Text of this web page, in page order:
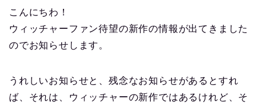
こんにちわ！
ウィッチャーファン待望の新作の情報が出てきました
のでお知らせします。
うれしいお知らせと、残念なお知らせがあるとすれ
ば、それは、ウィッチャーの新作ではあるけれど、そ